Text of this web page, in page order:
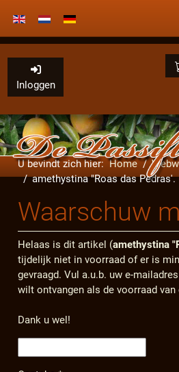
Inloggen
Selecteer de taal
U bevindt zich hier:Home
amethystina "Roas das Pedras'.
Waarschuw
Helaas is dit artikel (amethystina
tijdelijk niet in voorraad of er is
gevraagd. Vul a.u.b. uw e-
wilt ontvangen als de voorraad
Dank u wel!